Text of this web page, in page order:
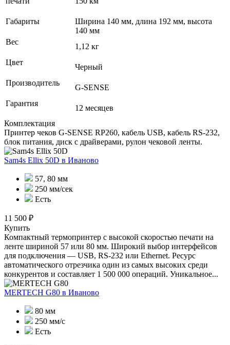
Габариты
Ширина 140 мм, длина 192 мм, высота
140 мм
Вес
1,12 кг
Цвет
Черный
Производитель
G-SENSE
Гарантия
12 месяцев
Комплектация
Принтер чеков G-SENSE RP260, кабель USB, кабель RS-232,
блок питания, диск с драйверами, рулон чековой ленты.
Sam4s Ellix 50D в Иваново
57, 80 мм
250 мм/сек
Есть
11 500 ₽
Купить
Компактный термопринтер с высокой скоростью печати на
ленте шириной 57 или 80 мм. Широкий выбор интерфейсов
для подключения — USB, RS-232 или Ethernet. Ресурс
автоматического отрезчика один из самых высоких среди
конкурентов и составляет 1 500 000 операций. Уникальное...
MERTECH G80 в Иваново
80 мм
250 мм/с
Есть